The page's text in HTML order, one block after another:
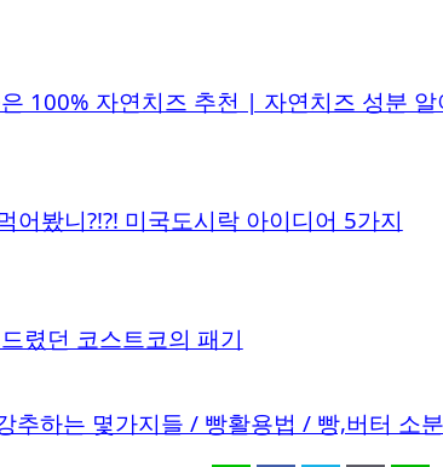
100% 자연치즈 추천 | 자연치즈 성분
어봤니?!?! 미국도시락 아이디어 5가지
렸던 코스트코의 패기
추하는 몇가지들 / 빵활용법 / 빵,버터 소